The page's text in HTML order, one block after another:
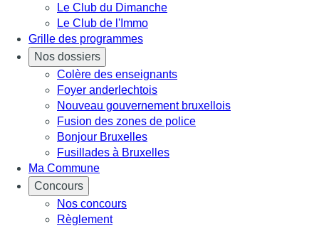
Le Club du Dimanche
Le Club de l'Immo
Grille des programmes
Nos dossiers
Colère des enseignants
Foyer anderlechtois
Nouveau gouvernement bruxellois
Fusion des zones de police
Bonjour Bruxelles
Fusillades à Bruxelles
Ma Commune
Concours
Nos concours
Règlement